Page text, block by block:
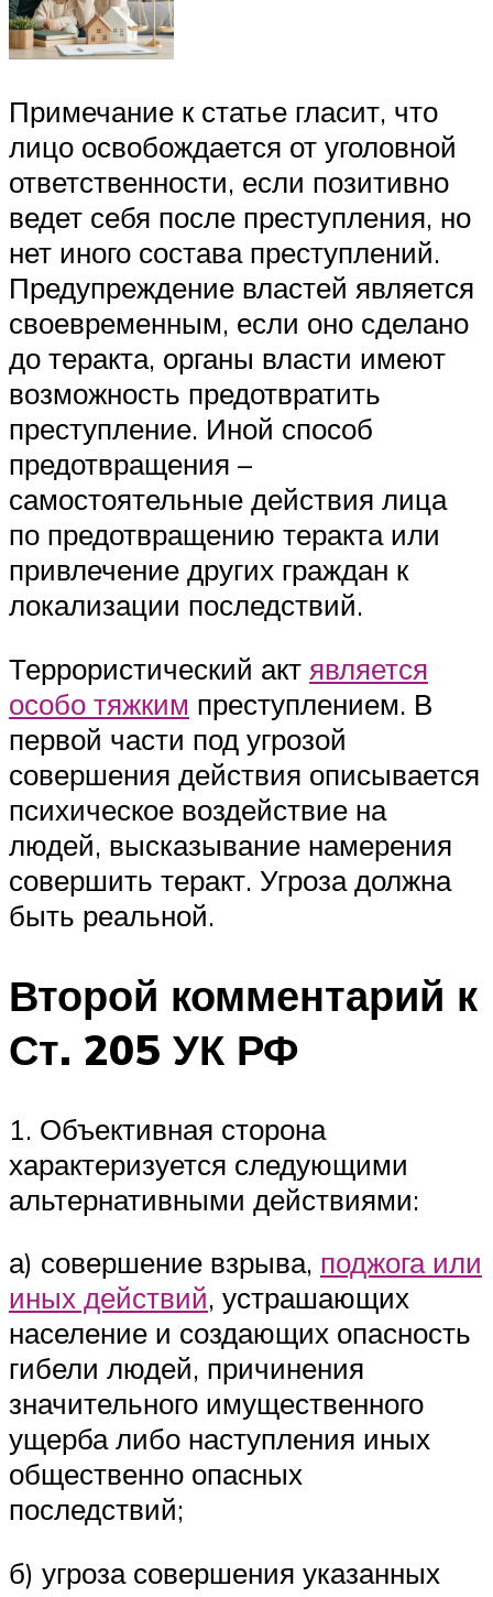
Примечание к статье гласит, что
лицо освобождается от уголовной
ответственности, если позитивно
ведет себя после преступления, но
нет иного состава преступлений.
Предупреждение властей является
своевременным, если оно сделано
до теракта, органы власти имеют
возможность предотвратить
преступление. Иной способ
предотвращения –
самостоятельные действия лица
по предотвращению теракта или
привлечение других граждан к
локализации последствий.
Террористический акт является
особо тяжким преступлением. В
первой части под угрозой
совершения действия описывается
психическое воздействие на
людей, высказывание намерения
совершить теракт. Угроза должна
быть реальной.
Второй комментарий к
Ст. 205 УК РФ
1. Объективная сторона
характеризуется следующими
альтернативными действиями:
а) совершение взрыва, поджога или
иных действий, устрашающих
население и создающих опасность
гибели людей, причинения
значительного имущественного
ущерба либо наступления иных
общественно опасных
последствий;
б) угроза совершения указанных